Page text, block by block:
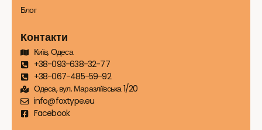
Блог
Контакти
Київ, Одеса
+38-093-638-32-77
+38-067-485-59-92
Одеса, вул. Маразліївська 1/20
info@foxtype.eu
Facebook